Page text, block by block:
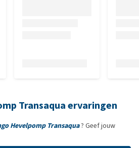
Transaqua ervaringen
Hevelpomp Transaqua? Geef jouw